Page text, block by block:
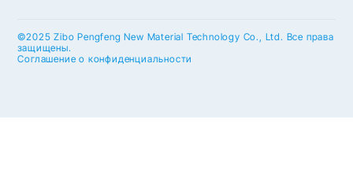
©2025 Zibo Pengfeng New Material Technology Co., Ltd. Все права
защищены.
Соглашение о конфиденциальности